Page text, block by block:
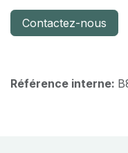
Contactez-nous
Référence interne: